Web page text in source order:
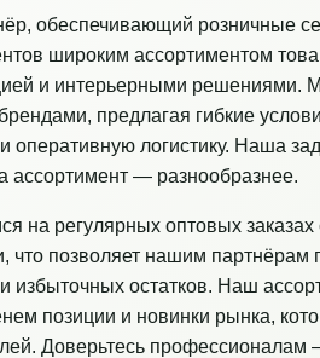
обеспечивающий розничные
широким ассортиментом
и интерьерными решениями.
предлагая гибкие
оперативную логистику. Наша
ассортимент — разнообразнее.
на регулярных оптовых
что позволяет нашим партнёрам
избыточных остатков. Наш
позиции и новинки рынка,
Доверьтесь